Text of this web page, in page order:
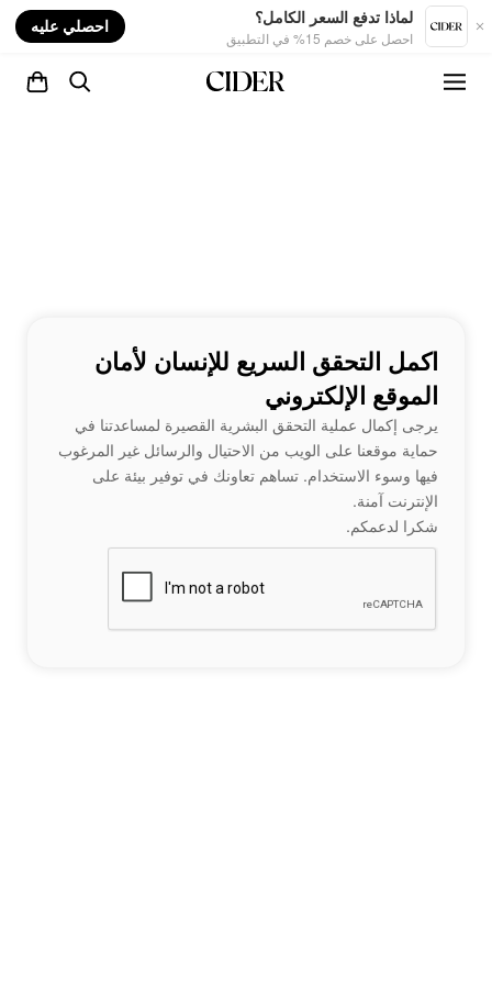
لماذا تدفع السعر الكامل؟
احصل على خصم 15% في التطبيق
احصلي عليه
اكمل التحقق السريع للإنسان لأمان
الموقع الإلكتروني
يرجى إكمال عملية التحقق البشرية القصيرة لمساعدتنا في
حماية موقعنا على الويب من الاحتيال والرسائل غير المرغوب
فيها وسوء الاستخدام. تساهم تعاونك في توفير بيئة على
الإنترنت آمنة.
شكرا لدعمكم.